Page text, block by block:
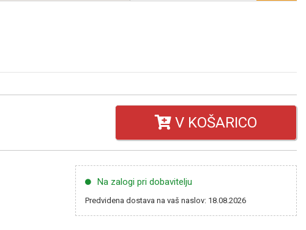
V KOŠARICO
Na zalogi pri dobavitelju
Predvidena dostava na vaš naslov: 18.08.2026